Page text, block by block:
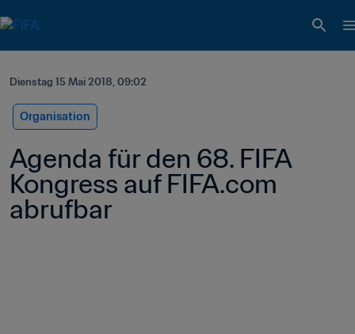
Dienstag 15 Mai 2018, 09:02
Organisation
Agenda für den 68. FIFA
Kongress auf FIFA.com
abrufbar